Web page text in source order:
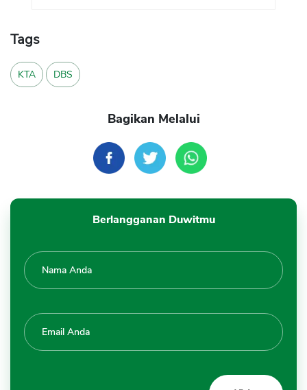
Tags
KTA DBS
Bagikan Melalui
Berlangganan Duwitmu